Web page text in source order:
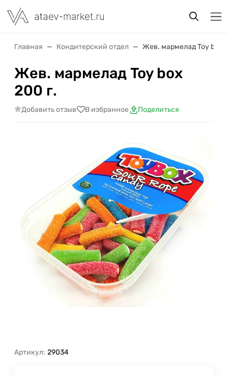
Главная Кондитерский отдел Жев. мармелад Toy box
Жев. мармелад Toy box
200 г.
Добавить отзыв В избранное Поделиться
Артикул: 29034